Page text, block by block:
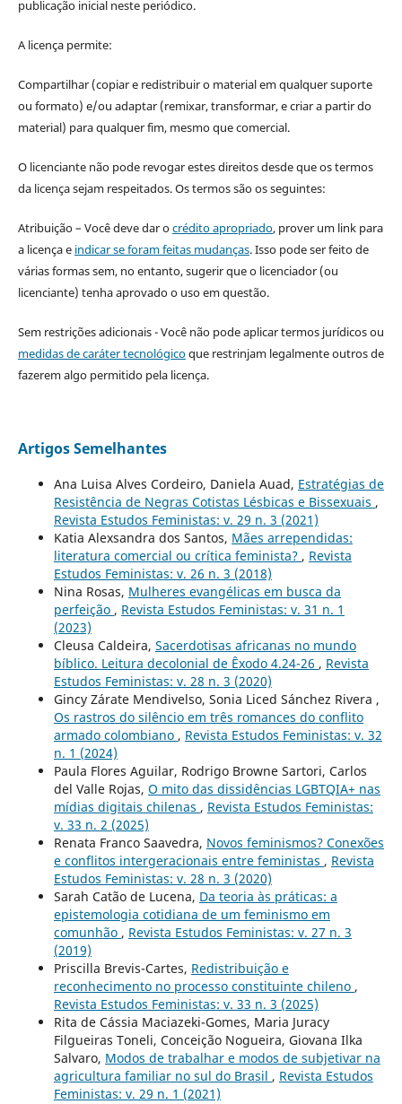
publicação inicial neste periódico.
A licença permite:
Compartilhar (copiar e redistribuir o material em qualquer suporte
ou formato) e/ou adaptar (remixar, transformar, e criar a partir do
material) para qualquer fim, mesmo que comercial.
O licenciante não pode revogar estes direitos desde que os termos
da licença sejam respeitados. Os termos são os seguintes:
Atribuição – Você deve dar ocrédito apropriado, prover um link para
a licença e indicar se foram feitas mudanças. Isso pode ser feito de
várias formas sem, no entanto, sugerir que o licenciador (ou
licenciante) tenha aprovado o uso em questão.
Sem restrições adicionais - Você não pode aplicar termos jurídicos ou
medidas de caráter tecnológicoque restrinjam legalmente outros de
fazerem algo permitido pela licença.
Artigos Semelhantes
Ana Luisa Alves Cordeiro, Daniela Auad, Estratégias de
Resistência de Negras Cotistas Lésbicas e Bissexuais ,
Revista Estudos Feministas: v. 29 n. 3 (2021)
Katia Alexsandra dos Santos, Mães arrependidas:
literatura comercial ou crítica feminista? , Revista
Estudos Feministas: v. 26 n. 3 (2018)
Nina Rosas, Mulheres evangélicas em busca da
perfeição , Revista Estudos Feministas: v. 31 n. 1
(2023)
Cleusa Caldeira, Sacerdotisas africanas no mundo
bíblico. Leitura decolonial de Êxodo 4.24-26 , Revista
Estudos Feministas: v. 28 n. 3 (2020)
Gincy Zárate Mendivelso, Sonia Liced Sánchez Rivera ,
Os rastros do silêncio em três romances do conflito
armado colombiano , Revista Estudos Feministas: v. 32
n. 1 (2024)
Paula Flores Aguilar, Rodrigo Browne Sartori, Carlos
del Valle Rojas, O mito das dissidências LGBTQIA+ nas
mídias digitais chilenas , Revista Estudos Feministas:
v. 33 n. 2 (2025)
Renata Franco Saavedra, Novos feminismos? Conexões
e conflitos intergeracionais entre feministas , Revista
Estudos Feministas: v. 28 n. 3 (2020)
Sarah Catão de Lucena, Da teoria às práticas: a
epistemologia cotidiana de um feminismo em
comunhão , Revista Estudos Feministas: v. 27 n. 3
(2019)
Priscilla Brevis-Cartes, Redistribuição e
reconhecimento no processo constituinte chileno ,
Revista Estudos Feministas: v. 33 n. 3 (2025)
Rita de Cássia Maciazeki-Gomes, Maria Juracy
Filgueiras Toneli, Conceição Nogueira, Giovana Ilka
Salvaro, Modos de trabalhar e modos de subjetivar na
agricultura familiar no sul do Brasil , Revista Estudos
Feministas: v. 29 n. 1 (2021)